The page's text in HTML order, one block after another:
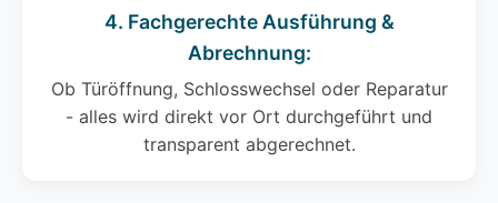
4. Fachgerechte Ausführung &
Abrechnung:
Ob Türöffnung, Schlosswechsel oder Reparatur
- alles wird direkt vor Ort durchgeführt und
transparent abgerechnet.